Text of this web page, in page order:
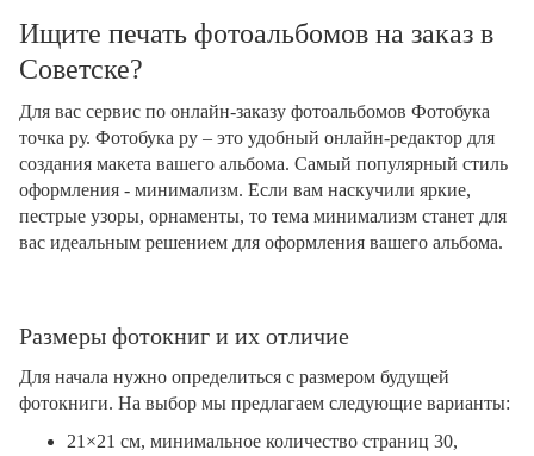
Ищите печать фотоальбомов на заказ в
Советске?
Для вас сервис по онлайн-заказу фотоальбомов Фотобука
точка ру. Фотобука ру – это удобный онлайн-редактор для
создания макета вашего альбома. Самый популярный стиль
оформления - минимализм. Если вам наскучили яркие,
пестрые узоры, орнаменты, то тема минимализм станет для
вас идеальным решением для оформления вашего альбома.
Размеры фотокниг и их отличие
Для начала нужно определиться с размером будущей
фотокниги. На выбор мы предлагаем следующие варианты:
21×21 см, минимальное количество страниц 30,